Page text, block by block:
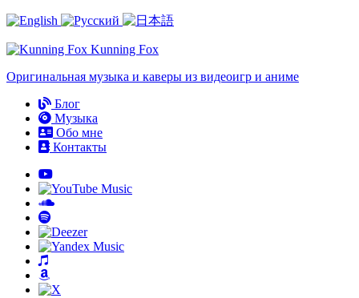
Kunning Fox
Оригинальная музыка и каверы из видеоигр и аниме
Блог
Музыка
Обо мне
Контакты